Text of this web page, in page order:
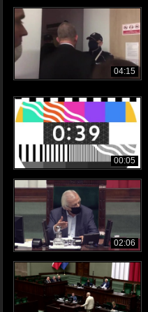
04:15
00:05
02:06